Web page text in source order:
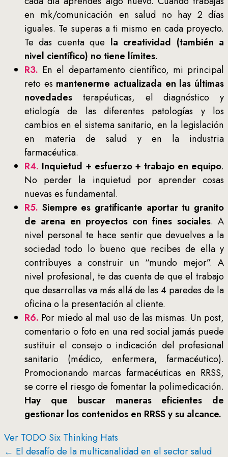
en mk/comunicación en salud no hay 2 días
iguales. Te superas a ti mismo en cada proyecto.
Te das cuenta que la creatividad (también a
nivel científico) no tiene límites.
R3. En el departamento científico, mi principal
reto es mantenerme actualizada en las últimas
novedades terapéuticas, el diagnóstico y
etiología de las diferentes patologías y los
cambios en el sistema sanitario, en la legislación
en materia de salud y en la industria
farmacéutica.
R4. Inquietud + esfuerzo + trabajo en equipo.
No perder la inquietud por aprender cosas
nuevas es fundamental.
R5. Siempre es gratificante aportar tu granito
de arena en proyectos con fines sociales. A
nivel personal te hace sentir que devuelves a la
sociedad todo lo bueno que recibes de ella y
contribuyes a construir un “mundo mejor”. A
nivel profesional, te das cuenta de que el trabajo
que desarrollas va más allá de las 4 paredes de la
oficina o la presentación al cliente.
R6. Por miedo al mal uso de las mismas. Un post,
comentario o foto en una red social jamás puede
sustituir el consejo o indicación del profesional
sanitario (médico, enfermera, farmacéutico).
Promocionando marcas farmacéuticas en RRSS,
se corre el riesgo de fomentar la polimedicación.
Hay que buscar maneras eficientes de
gestionar los contenidos en RRSS y su alcance.
Ver TODO Six Thinking Hats
← El desafío de la multicanalidad en el sector salud